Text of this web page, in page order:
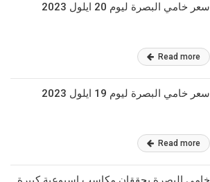
سعر خامي البصرة ليوم 20 ايلول 2023
Read more
سعر خامي البصرة ليوم 19 ايلول 2023
Read more